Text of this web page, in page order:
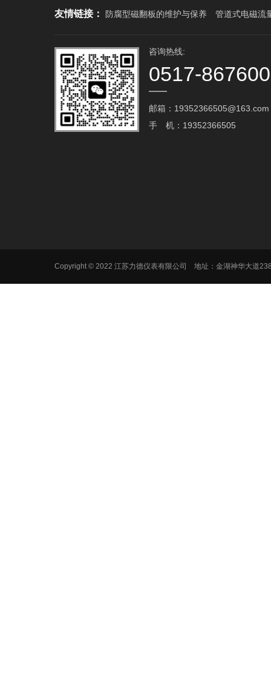
友情链接： 防腐型磁翻板的维护与保养 管道式电磁流
咨询热线:
0517-
邮箱：19352366505@163.com‬
手 机：19352366505
Copyright © 2022 江苏力德仪表有限公司 地址：金湖神华大道